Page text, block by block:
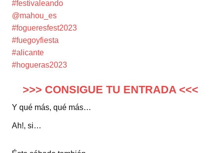
#festivaleando
@mahou_es
#fogueresfest2023
#fuegoyfiesta
#alicante
#hogueras2023
>>> CONSIGUE TU ENTRADA <<<
Y qué más, qué más…
Ah!, si…